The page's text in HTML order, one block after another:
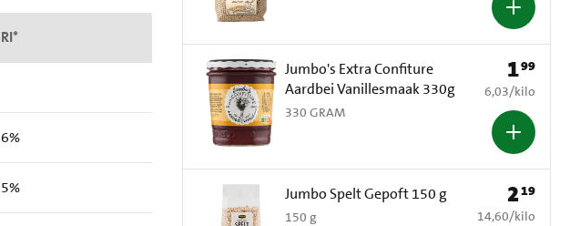
RI*
6%
5%
Jumbo's Extra Confiture
Aardbei Vanillesmaak 330g
330 GRAM
Prijs: € 1,99
199
€ 6,03 per kilo
6,03/kilo
Jumbo Spelt Gepoft 150 g
150 g
Prijs: € 2,19
219
€ 14,60 per kilo
14,60/kilo